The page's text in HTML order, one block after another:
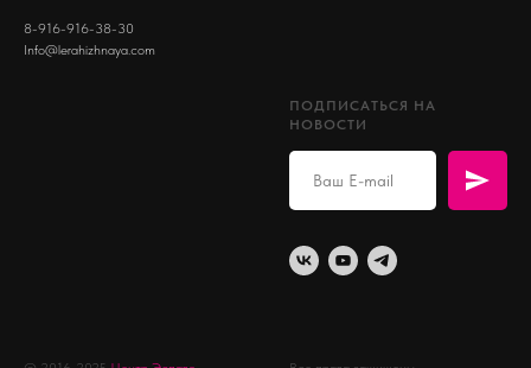
8-916-916-38-30
Info@lerahizhnaya.com
ПОДПИСАТЬСЯ НА
НОВОСТИ